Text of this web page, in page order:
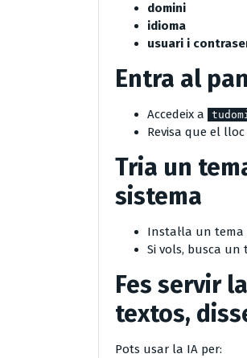
domini
idioma
usuari i
Entra al
Accedeix a
Revisa que el
Tria un
sistema
Instal·la un
Si vols, busca un
Fes servir
textos,
Pots usar la IA per: